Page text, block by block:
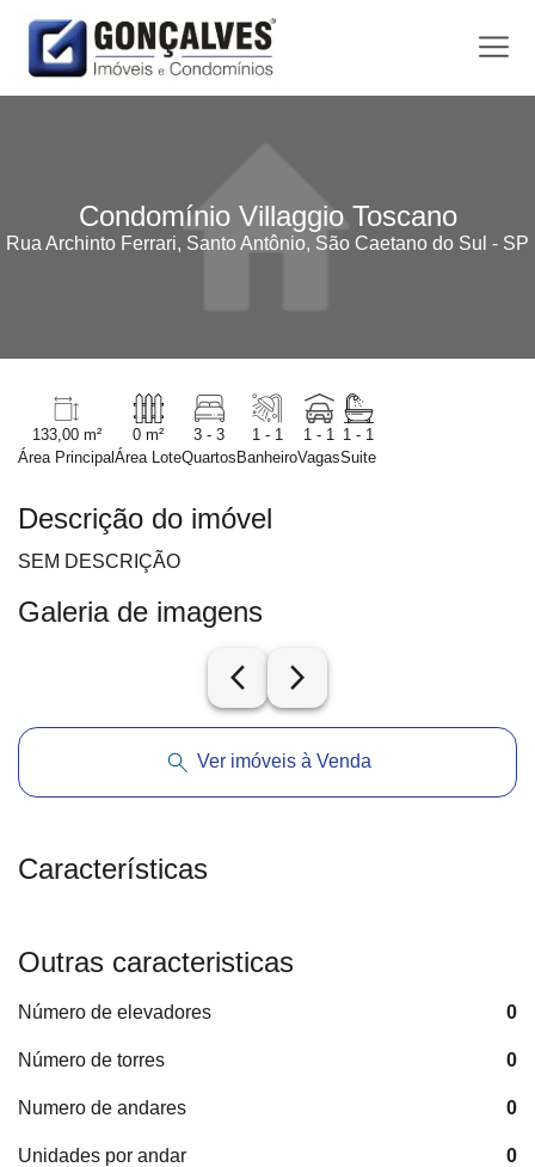
Condomínio Villaggio Toscano
Rua Archinto Ferrari, Santo Antônio, São Caetano do Sul - SP
133,00 m²
Área Principal
0 m²
Área Lote
3 - 3
Quartos
1 - 1
Banheiro
1 - 1
Vagas
1 - 1
Suite
Descrição do imóvel
SEM DESCRIÇÃO
Galeria de imagens
arrow_back_ios_new arrow_forward_ios
Ver imóveis à Venda
Características
Outras caracteristicas
Número de elevadores 0
Número de torres 0
Numero de andares 0
Unidades por andar 0